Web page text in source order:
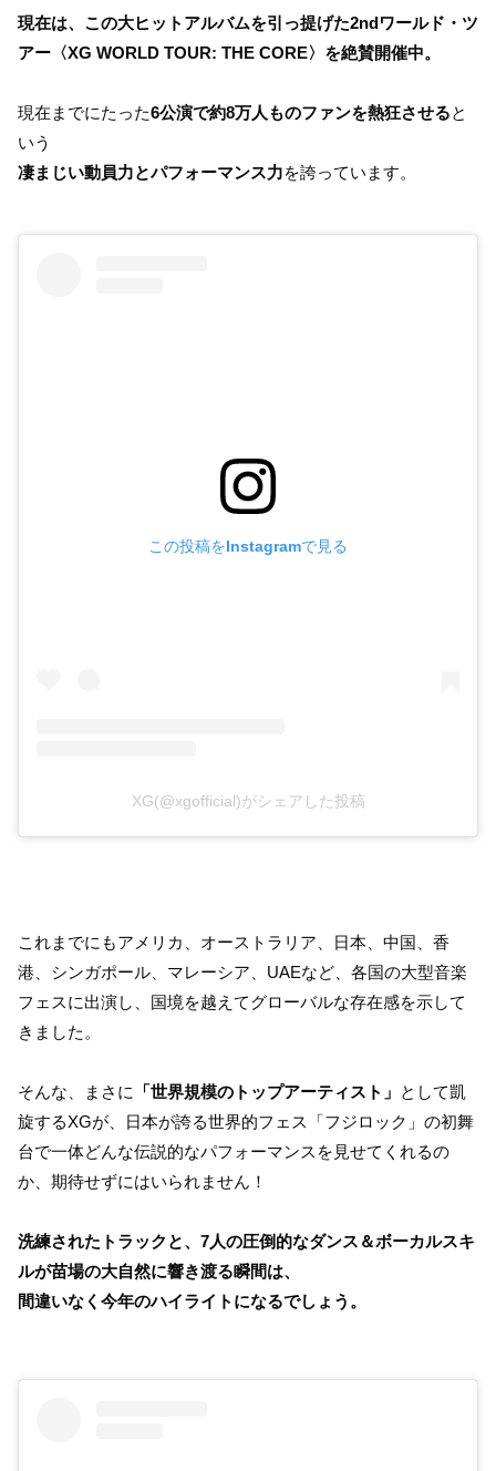
現在は、この大ヒットアルバムを引っ提げた2ndワールド・ツ
アー〈XG WORLD TOUR: THE CORE〉を絶賛開催中。
現在までにたった6公演で約8万人ものファンを熱狂させると
いう
凄まじい動員力とパフォーマンス力を誇っています。
この投稿をInstagramで見る
XG(@xgofficial)がシェアした投稿
これまでにもアメリカ、オーストラリア、日本、中国、香
港、シンガポール、マレーシア、UAEなど、各国の大型音楽
フェスに出演し、国境を越えてグローバルな存在感を示して
きました。
そんな、まさに 「世界規模のトップアーティスト」 として凱
旋するXGが、日本が誇る世界的フェス「フジロック」の初舞
台で一体どんな伝説的なパフォーマンスを見せてくれるの
か、期待せずにはいられません！
洗練されたトラックと、7人の圧倒的なダンス＆ボーカルスキ
ルが苗場の大自然に響き渡る瞬間は、
間違いなく今年のハイライトになるでしょう。